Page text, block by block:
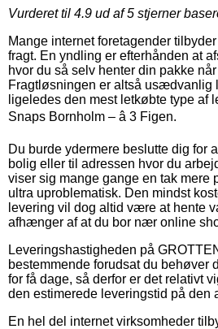
Vurderet til 4.9 ud af 5 stjerner
Mange internet foretagender
fragt. En yndling er efterhånden at
hvor du så selv henter din pakke
Fragtløsningen er altså usædvanlig
ligeledes den mest letkøbte type af
Snaps Bornholm – â 3 Figen.
Du burde ydermere beslutte dig for
bolig eller til adressen hvor du
viser sig mange gange en tak mere
ultra uproblematisk. Den mindst
levering vil dog altid være at hente
afhænger af at du bor nær online
Leveringshastigheden på
bestemmende forudsat du behøver
for få dage, så derfor er det relativt
den estimerede leveringstid på den
En hel del internet virksomheder